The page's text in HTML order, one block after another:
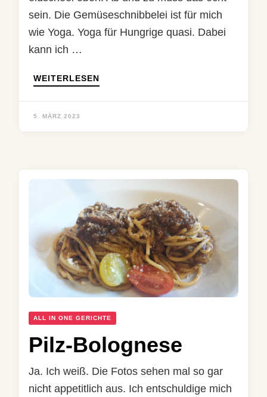
sein. Die Gemüseschnibbelei ist für mich
wie Yoga. Yoga für Hungrige quasi. Dabei
kann ich …
WEITERLESEN
5. MÄRZ 2023
ALL IN ONE GERICHTE
Pilz-Bolognese
Ja. Ich weiß. Die Fotos sehen mal so gar
nicht appetitlich aus. Ich entschuldige mich